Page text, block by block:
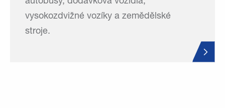
vysokozdvižné vozíky a zemědělské
stroje.